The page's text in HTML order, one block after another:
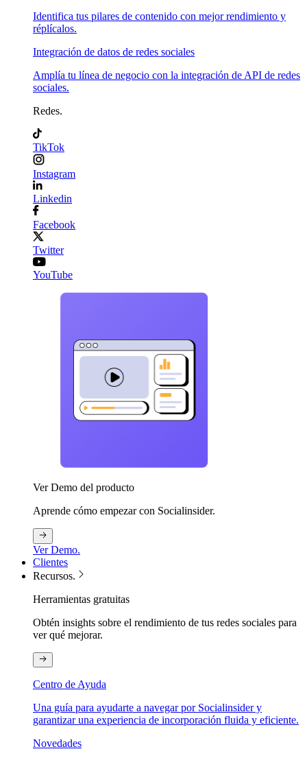
Identifica tus pilares de contenido con mejor rendimiento y
réplícalos.
Integración de datos de redes sociales
Amplía tu línea de negocio con la integración de API de redes
sociales.
Redes.
TikTok
Instagram
Linkedin
Facebook
Twitter
YouTube
Ver Demo del producto
Aprende cómo empezar con Socialinsider.
Ver Demo.
Clientes
Recursos.
Herramientas gratuitas
Obtén insights sobre el rendimiento de tus redes sociales para
ver qué mejorar.
Centro de Ayuda
Una guía para ayudarte a navegar por Socialinsider y
garantizar una experiencia de incorporación fluida y eficiente.
Novedades